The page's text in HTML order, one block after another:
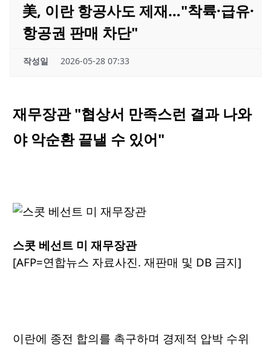
美, 이란 항공사도 제재…"착륙·급유·
항공권 판매 차단"
작성일 2026-05-28 07:33
재무장관 "협상서 만족스런 결과 나와
야 악순환 끝낼 수 있어"
스콧 베선트 미 재무장관
[AFP=연합뉴스 자료사진. 재판매 및 DB 금지]
이란에 종전 합의를 촉구하며 경제적 압박 수위